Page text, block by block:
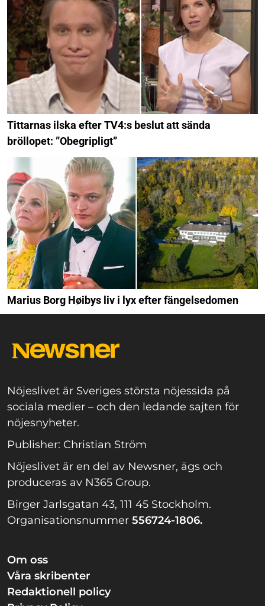
Tittarnas ilska efter TV4:s beslut att sända
bröllopet: ”Obegripligt”
Marius Borg Høibys liv i lyx efter fängelsedomen
Nöjeslivet är Sveriges största nöjessida på
sociala medier – och den ledande sajten för
nöjesnyheter.
Publisher: Christian Ström
Nöjeslivet är en del av Newsner, ägs och
produceras av N365 Group.
Birger Jarlsgatan 43, 111 45 Stockholm.
Organisationsnummer 556724-1806.
Om oss
Våra skribenter
Redaktionell policy